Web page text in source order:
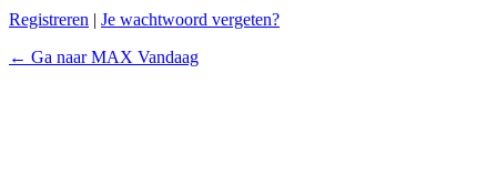
Registreren | Je wachtwoord vergeten?
← Ga naar MAX Vandaag